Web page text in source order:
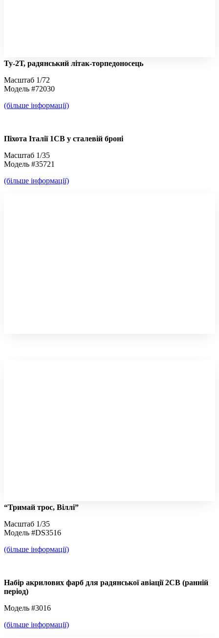
Ту-2Т, радянський літак-торпедоносець
Масштаб 1/72
Модель #72030
(більше інформації)
Піхота Італії 1СВ у сталевій броні
Масштаб 1/35
Модель #35721
(більше інформації)
“Тримай трос, Віллі”
Масштаб 1/35
Модель #DS3516
(більше інформації)
Набір акрилових фарб для радянської авіації 2СВ (ранній
період)
Модель #3016
(більше інформації)